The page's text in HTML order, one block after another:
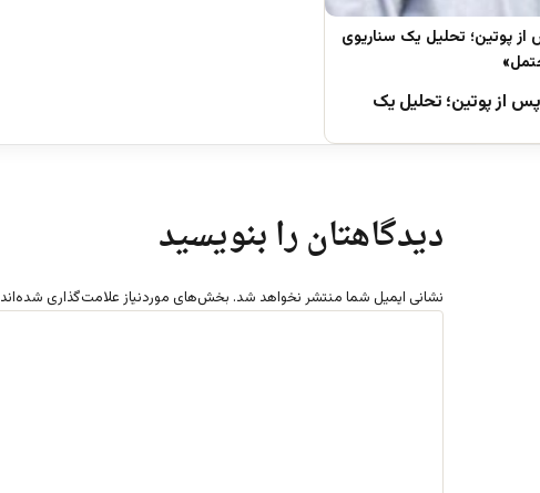
از پوتین؛ تحلیل یک
دیدگاهتان را بنویسید
نشانی ایمیل شما منتشر نخواهد شد. بخش‌های موردنیاز علامت‌گذاری شده‌اند